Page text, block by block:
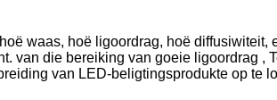
waas, hoë ligoordrag, hoë diffusiwiteit,
van die bereiking van goeie ligoordrag ,
van LED-beligtingsprodukte op te